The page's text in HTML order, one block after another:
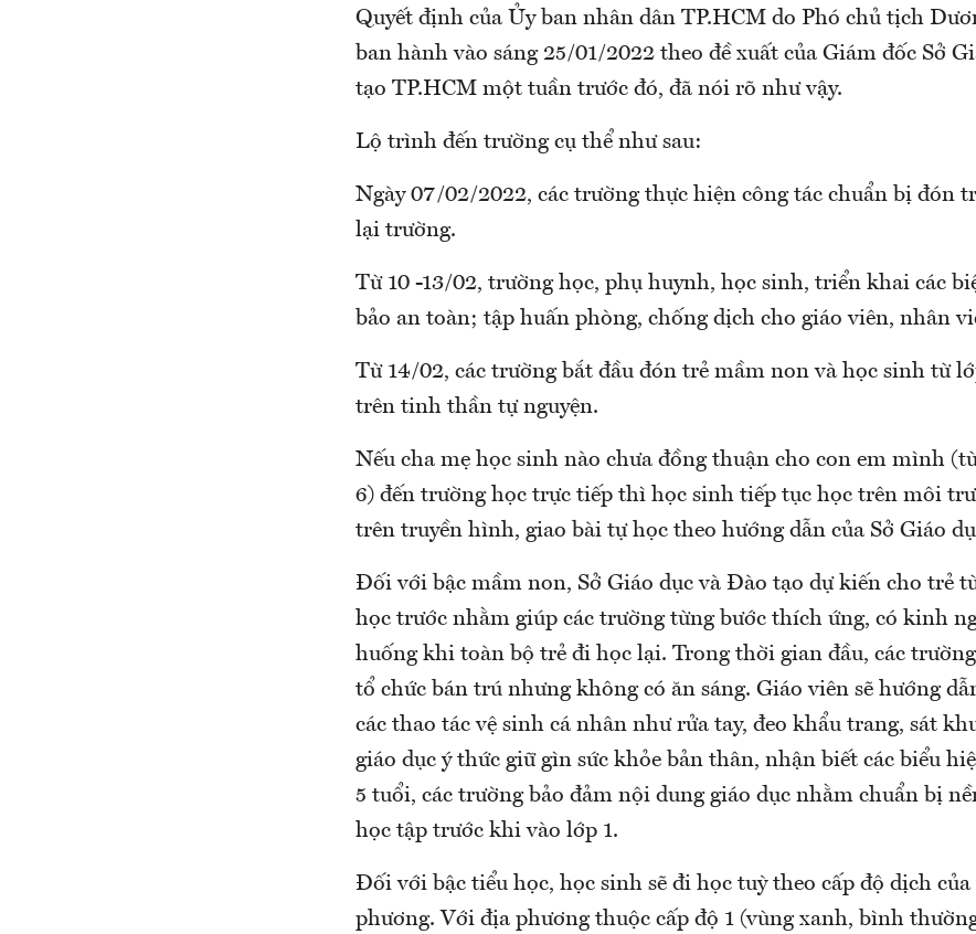
Quyết định của Ủy ban nhân dân TP.HCM do Phó chủ tịch
ban hành vào sáng 25/01/2022 theo đề xuất của Giám đốc Sở
tạo TP.HCM một tuần trước đó, đã nói rõ như vậy.
Lộ trình đến trường cụ thể như sau:
Ngày 07/02/2022, các trường thực hiện công tác chuẩn bị đón
lại trường.
Từ 10 -13/02, trường học, phụ huynh, học sinh, triển khai các
bảo an toàn; tập huấn phòng, chống dịch cho giáo viên, nhân
Từ 14/02, các trường bắt đầu đón trẻ mầm non và học sinh từ
trên tinh thần tự nguyện.
Nếu cha mẹ học sinh nào chưa đồng thuận cho con em mình
6) đến trường học trực tiếp thì học sinh tiếp tục học trên môi
trên truyền hình, giao bài tự học theo hướng dẫn của Sở Giáo
Đối với bậc mầm non, Sở Giáo dục và Đào tạo dự kiến cho trẻ
học trước nhằm giúp các trường từng bước thích ứng, có kinh
huống khi toàn bộ trẻ đi học lại. Trong thời gian đầu, các
tổ chức bán trú nhưng không có ăn sáng. Giáo viên sẽ hướng
các thao tác vệ sinh cá nhân như rửa tay, đeo khẩu trang, sát
giáo dục ý thức giữ gìn sức khỏe bản thân, nhận biết các biểu
5 tuổi, các trường bảo đảm nội dung giáo dục nhằm chuẩn bị
học tập trước khi vào lớp 1.
Đối với bậc tiểu học, học sinh sẽ đi học tuỳ theo cấp độ dịch
phương. Với địa phương thuộc cấp độ 1 (vùng xanh, bình